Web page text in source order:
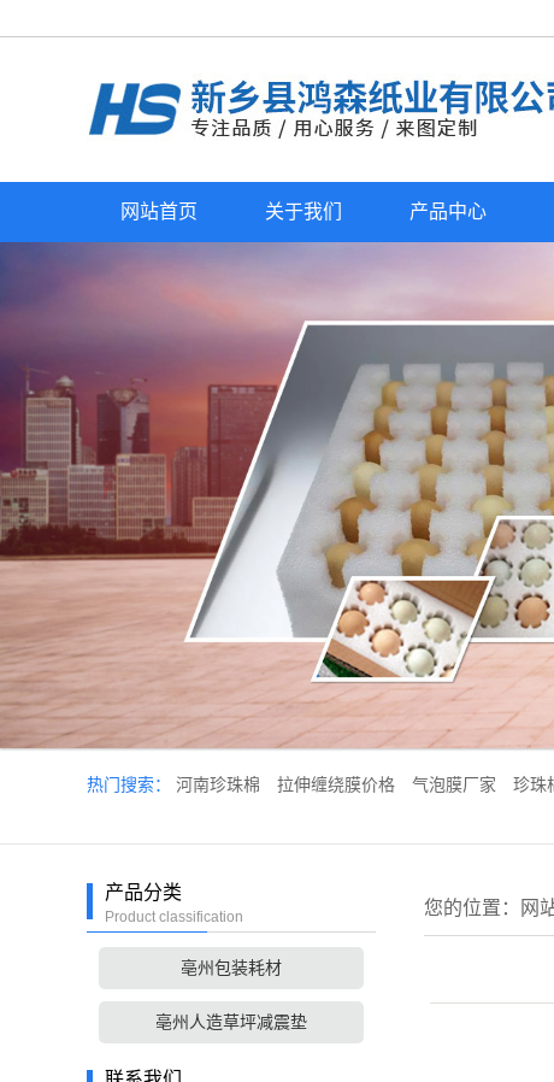
网站首页 关于我们 产品中心
热门搜索： 河南珍珠棉 拉伸缠绕膜价格 气泡膜厂家 珍珠
产品分类
Product classification
亳州包装耗材
亳州人造草坪减震垫
您的位置： 网